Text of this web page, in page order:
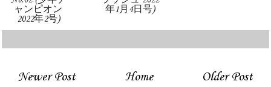
ャンピオン
2022年2号)
年1月4日号)
Newer Post Older Post
Home